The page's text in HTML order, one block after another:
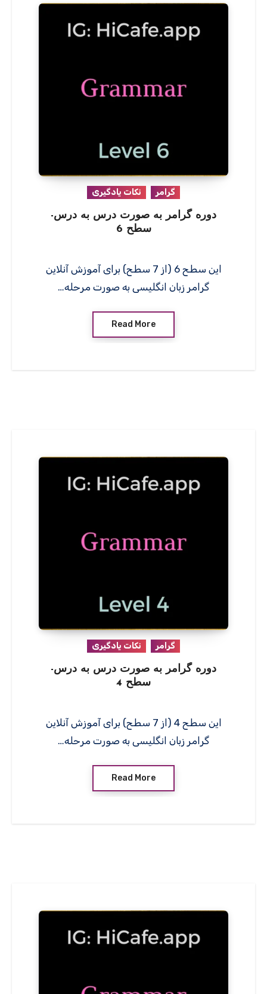
گرامر نکات یادگیری
دوره گرامر به صورت درس به درس-
سطح 6
این سطح 6 (از 7 سطح) برای آموزش آنلاین
گرامر زبان انگلیسی به صورت مرحله…
Read More
گرامر نکات یادگیری
دوره گرامر به صورت درس به درس-
سطح 4
این سطح 4 (از 7 سطح) برای آموزش آنلاین
گرامر زبان انگلیسی به صورت مرحله…
Read More